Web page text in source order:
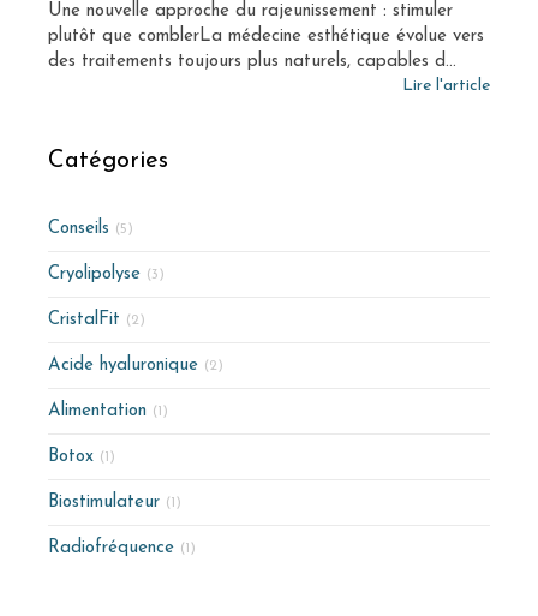
Une nouvelle approche du rajeunissement : stimuler
plutôt que comblerLa médecine esthétique évolue vers
des traitements toujours plus naturels, capables d...
Lire l'article
Catégories
Conseils (5)
Cryolipolyse (3)
CristalFit (2)
Acide hyaluronique (2)
Alimentation (1)
Botox (1)
Biostimulateur (1)
Radiofréquence (1)